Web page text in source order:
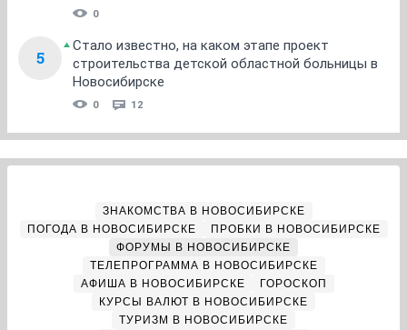
0
5
Стало известно, на каком этапе проект
строительства детской областной больницы в
Новосибирске
0 12
ЗНАКОМСТВА В НОВОСИБИРСКЕ
ПОГОДА В НОВОСИБИРСКЕ
ПРОБКИ В НОВОСИБИРСКЕ
ФОРУМЫ В НОВОСИБИРСКЕ
ТЕЛЕПРОГРАММА В НОВОСИБИРСКЕ
АФИША В НОВОСИБИРСКЕ
ГОРОСКОП
КУРСЫ ВАЛЮТ В НОВОСИБИРСКЕ
ТУРИЗМ В НОВОСИБИРСКЕ